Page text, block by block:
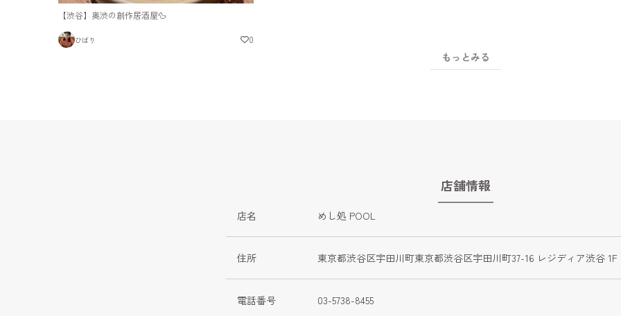
【渋谷】奥渋の創作居酒屋🦆
ひばり 0
もっとみる
店舗情報
店名 めし処 POOL
住所 東京都渋谷区宇田川町東京都渋谷区宇田川町37-16 レジディア渋谷 1F
電話番号 03-5738-8455